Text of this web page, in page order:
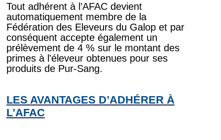
Tout adhérent à l’AFAC devient
automatiquement membre de la
Fédération des Eleveurs du Galop et par
conséquent accepte également un
prélèvement de 4 % sur le montant des
primes à l'éleveur obtenues pour ses
produits de Pur-Sang.
LES AVANTAGES D’ADHÉRER À
L’AFAC